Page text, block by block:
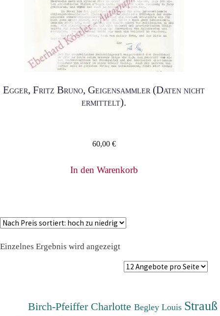
Egger, Fritz Bruno, Geigensammler (Daten nicht
ermittelt).
60,00 €
In den Warenkorb
Einzelnes Ergebnis wird angezeigt
Birch-Pfeiffer CharlotteBegley Louis Strauß